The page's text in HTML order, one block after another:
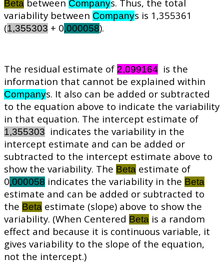
Beta between Companys. Thus, the total
variability between Companys is 1,355361
(1,355303 + 0,000058).
The residual estimate of 2,099164
is the
information that cannot be explained within
Companys. It also can be added or subtracted
to the equation above to indicate the variability
in that equation. The intercept estimate of
1,355303
indicates the variability in the
intercept estimate and can be added or
subtracted to the intercept estimate above to
show the variability. The Beta estimate of
0,000058 indicates the variability in the Beta
estimate and can be added or subtracted to
the Beta estimate (slope) above to show the
variability. (When Centered Beta is a random
effect and because it is continuous variable, it
gives variability to the slope of the equation,
not the intercept.)